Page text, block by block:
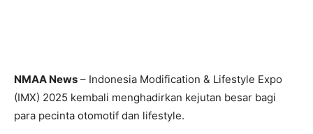
NMAA News – Indonesia Modification & Lifestyle Expo
(IMX) 2025 kembali menghadirkan kejutan besar bagi
para pecinta otomotif dan lifestyle.